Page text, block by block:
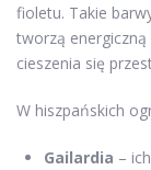
fioletu. Takie
tworzą
cieszenia się
W hiszpańskich
Gailardia –